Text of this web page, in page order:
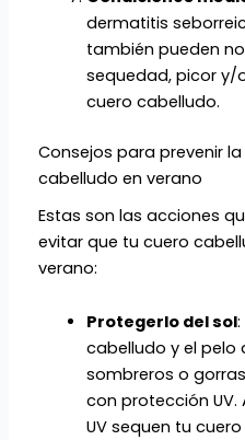
dermatitis
también pueden
sequedad, picor y/
cuero cabelludo.
Consejos para prevenir
cabelludo en verano
Estas son las acciones
evitar que tu cuero
verano:
Protegerlo del sol
cabelludo y el pelo
sombreros o
con protección UV.
UV sequen tu